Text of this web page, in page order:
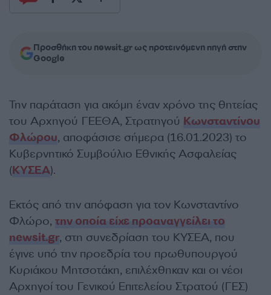
Προσθήκη του newsit.gr ως προτεινόμενη πηγή στην
Google
Την παράταση για ακόμη έναν χρόνο της θητείας
του Αρχηγού ΓΕΕΘΑ, Στρατηγού Κωνσταντίνου
Φλώρου, αποφάσισε σήμερα (16.01.2023) το
Κυβερνητικό Συμβούλιο Εθνικής Ασφαλείας
(ΚΥΣΕΑ).
Εκτός από την απόφαση για τον Κωνσταντίνο
Φλώρο, την οποία είχε προαναγγείλει το
newsit.gr, στη συνεδρίαση του ΚΥΣΕΑ, που
έγινε υπό την προεδρία του πρωθυπουργού
Κυριάκου Μητσοτάκη, επιλέχθηκαν και οι νέοι
Αρχηγοί του Γενικού Επιτελείου Στρατού (ΓΕΣ)